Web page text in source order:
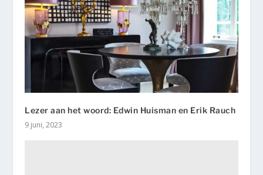
Lezer aan het woord: Edwin Huisman en Erik Rauch
9 juni, 2023